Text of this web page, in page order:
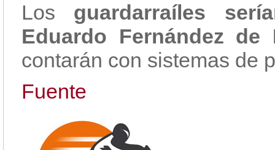
Los guardarraíles
Eduardo Fernández de
contarán con sistemas de
Fuente